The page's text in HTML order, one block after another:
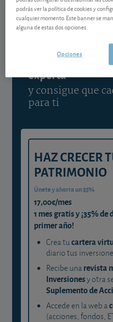
Contenido
Gestiona tu
experta
y consigue que
para ti
HAZ CRECER
PATRIMONIO
Únete y ahorra un 35%
17,00€/mes
1 mes gratis y ¡35%
primer año!
Crea tucartera
diario tus
Recibe unarevista
Inversionesy otra
Suplemento de
Accede en la web a
(acciones, fondos,
podrás ver la política de cookies y
cualquier momento. Este banner se
alguna de estas dos opciones.
Opciones